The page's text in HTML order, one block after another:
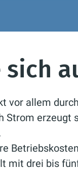
sich
vor allem
Strom erzeugt
mit drei bis